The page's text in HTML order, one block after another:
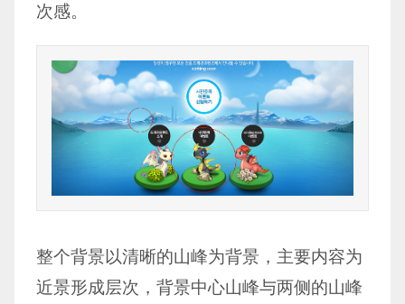
次感。
整个背景以清晰的山峰为背景，主要内容为
近景形成层次，背景中心山峰与两侧的山峰